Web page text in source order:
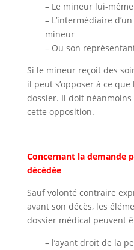
– Le mineur lui-même
– L’intermédiaire
mineur
– Ou son
Si le mineur reçoit des
il peut s’opposer à ce
dossier. Il doit
cette opposition.
Concernant la demande
décédée
Sauf volonté contraire
avant son décès, les
dossier médical peuvent
– l’ayant droit de la